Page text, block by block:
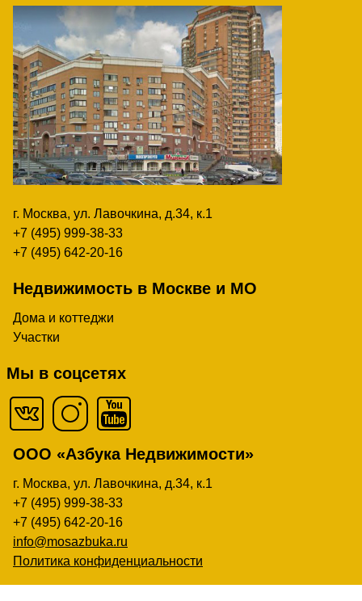
г. Москва, ул. Лавочкина, д.34, к.1
+7 (495) 999-38-33
+7 (495) 642-20-16
Недвижимость в Москве и МО
Дома и коттеджи
Участки
Мы в соцсетях
ООО «Азбука Недвижимости»
г. Москва, ул. Лавочкина, д.34, к.1
+7 (495) 999-38-33
+7 (495) 642-20-16
info@mosazbuka.ru
Политика конфиденциальности